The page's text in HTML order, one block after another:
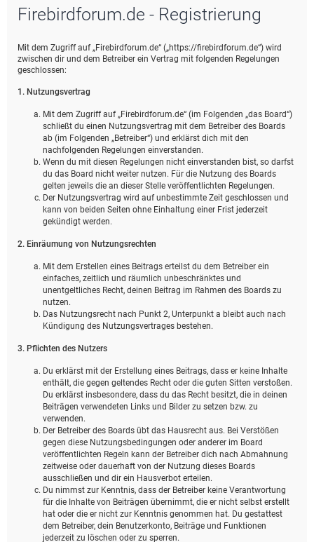
Firebirdforum.de - Registrierung
Mit dem Zugriff auf „Firebirdforum.de“ („https://firebirdforum.de“) wird
zwischen dir und dem Betreiber ein Vertrag mit folgenden Regelungen
geschlossen:
1. Nutzungsvertrag
Mit dem Zugriff auf „Firebirdforum.de“ (im Folgenden „das Board“)
schließt du einen Nutzungsvertrag mit dem Betreiber des Boards
ab (im Folgenden „Betreiber“) und erklärst dich mit den
nachfolgenden Regelungen einverstanden.
Wenn du mit diesen Regelungen nicht einverstanden bist, so darfst
du das Board nicht weiter nutzen. Für die Nutzung des Boards
gelten jeweils die an dieser Stelle veröffentlichten Regelungen.
Der Nutzungsvertrag wird auf unbestimmte Zeit geschlossen und
kann von beiden Seiten ohne Einhaltung einer Frist jederzeit
gekündigt werden.
2. Einräumung von Nutzungsrechten
Mit dem Erstellen eines Beitrags erteilst du dem Betreiber ein
einfaches, zeitlich und räumlich unbeschränktes und
unentgeltliches Recht, deinen Beitrag im Rahmen des Boards zu
nutzen.
Das Nutzungsrecht nach Punkt 2, Unterpunkt a bleibt auch nach
Kündigung des Nutzungsvertrages bestehen.
3. Pflichten des Nutzers
Du erklärst mit der Erstellung eines Beitrags, dass er keine Inhalte
enthält, die gegen geltendes Recht oder die guten Sitten verstoßen.
Du erklärst insbesondere, dass du das Recht besitzt, die in deinen
Beiträgen verwendeten Links und Bilder zu setzen bzw. zu
verwenden.
Der Betreiber des Boards übt das Hausrecht aus. Bei Verstößen
gegen diese Nutzungsbedingungen oder anderer im Board
veröffentlichten Regeln kann der Betreiber dich nach Abmahnung
zeitweise oder dauerhaft von der Nutzung dieses Boards
ausschließen und dir ein Hausverbot erteilen.
Du nimmst zur Kenntnis, dass der Betreiber keine Verantwortung
für die Inhalte von Beiträgen übernimmt, die er nicht selbst erstellt
hat oder die er nicht zur Kenntnis genommen hat. Du gestattest
dem Betreiber, dein Benutzerkonto, Beiträge und Funktionen
jederzeit zu löschen oder zu sperren.